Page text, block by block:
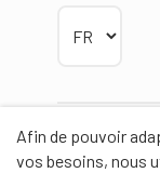
Afin de pouvoir
vos besoins, nous
Partenaires